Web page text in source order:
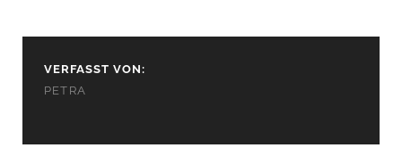
VERFASST VON:
PETRA